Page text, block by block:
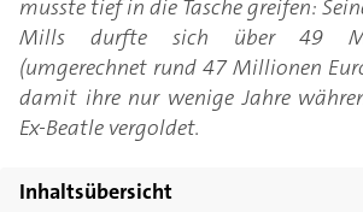
musste tief in die Tasche greifen:
Mills durfte sich über 49
(umgerechnet rund 47 Millionen
damit ihre nur wenige Jahre
Ex-Beatle vergoldet.
Inhaltsübersicht